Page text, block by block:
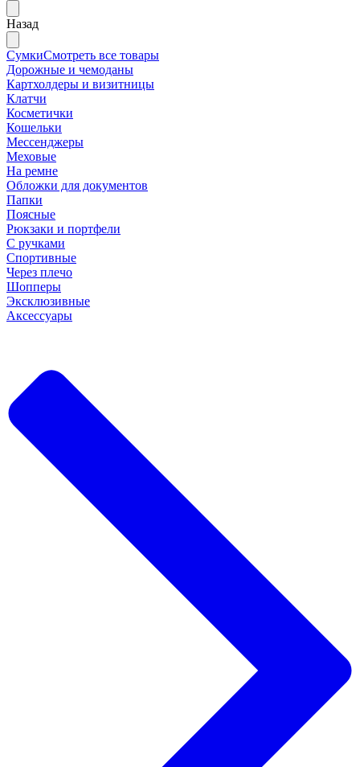
Назад
СумкиСмотреть все товары
Дорожные и чемоданы
Картхолдеры и визитницы
Клатчи
Косметички
Кошельки
Мессенджеры
Меховые
На ремне
Обложки для документов
Папки
Поясные
Рюкзаки и портфели
С ручками
Спортивные
Через плечо
Шопперы
Эксклюзивные
Аксессуары